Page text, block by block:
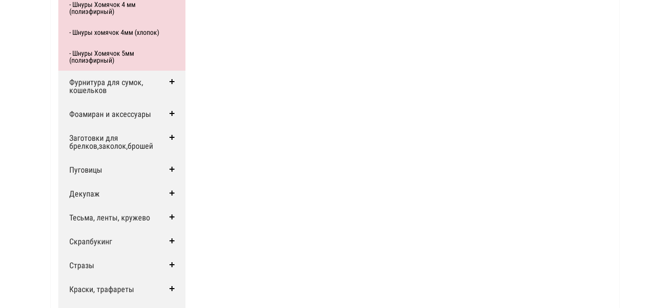
- Шнуры Хомячок 4 мм
(полиэфирный)
- Шнуры хомячок 4мм (хлопок)
- Шнуры Хомячок 5мм
(полиэфирный)
Фурнитура для сумок,
кошельков
Фоамиран и аксессуары
Заготовки для
брелков,заколок,брошей
Пуговицы
Декупаж
Тесьма, ленты, кружево
Скрапбукинг
Стразы
Краски, трафареты